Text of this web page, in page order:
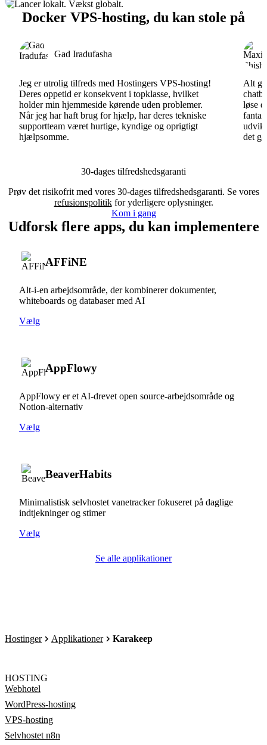
Docker VPS-hosting, du kan stole på
Gad Iradufasha
Jeg er utrolig tilfreds med Hostingers VPS-hosting!
Deres oppetid er konsekvent i topklasse, hvilket
holder min hjemmeside kørende uden problemer.
Når jeg har haft brug for hjælp, har deres tekniske
supportteam været hurtige, kyndige og oprigtigt
hjælpsomme.
Alt
løse
det
30-dages tilfredshedsgaranti
Prøv det risikofrit med vores 30-dages tilfredshedsgaranti. Se vores
refusionspolitikfor yderligere oplysninger.
Kom i gang
Udforsk flere apps, du kan implementere
AFFiNE
Alt-i-en arbejdsområde, der kombinerer dokumenter,
whiteboards og databaser med AI
Vælg
AppFlowy
AppFlowy er et AI-drevet open source-arbejdsområde og
Notion-alternativ
Vælg
BeaverHabits
Minimalistisk selvhostet vanetracker fokuseret på daglige
indtjekninger og stimer
Vælg
Se alle applikationer
Hostinger Applikationer Karakeep
HOSTING
Webhotel
WordPress-hosting
VPS-hosting
Selvhostet n8n